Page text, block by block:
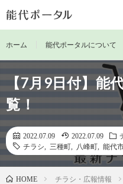
ホーム 能代ポータルについて
【7月9日付】能
覧！
2022.07.09 2022.07.09
チラシ
三種町 八峰町 能代
HOME チラシ・広報情報